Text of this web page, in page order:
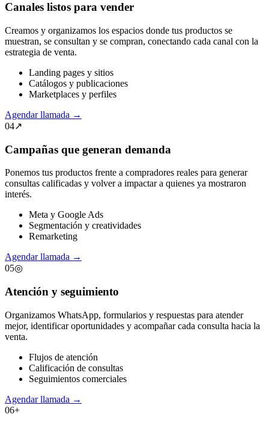
Canales listos para vender
Creamos y organizamos los espacios donde tus productos se
muestran, se consultan y se compran, conectando cada canal con la
estrategia de venta.
Landing pages y sitios
Catálogos y publicaciones
Marketplaces y perfiles
Agendar llamada →
04↗
Campañas que generan demanda
Ponemos tus productos frente a compradores reales para generar
consultas calificadas y volver a impactar a quienes ya mostraron
interés.
Meta y Google Ads
Segmentación y creatividades
Remarketing
Agendar llamada →
05◎
Atención y seguimiento
Organizamos WhatsApp, formularios y respuestas para atender
mejor, identificar oportunidades y acompañar cada consulta hacia la
venta.
Flujos de atención
Calificación de consultas
Seguimientos comerciales
Agendar llamada →
06+